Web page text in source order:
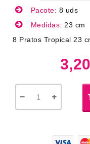
Pacote: 8 uds
Medidas: 23 cm
8 Pratos Tropical 23